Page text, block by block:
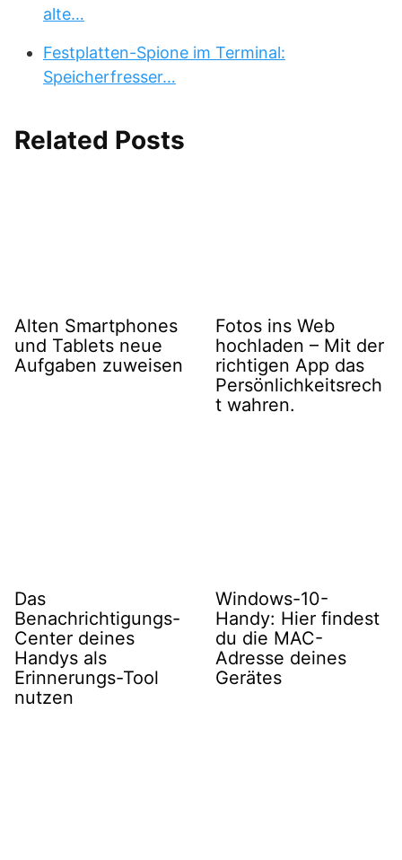
alte…
Festplatten-Spione im Terminal:
Speicherfresser…
Related Posts
Alten Smartphones
und Tablets neue
Aufgaben zuweisen
Fotos ins Web
hochladen – Mit der
richtigen App das
Persönlichkeitsrech
t wahren.
Das
Benachrichtigungs-
Center deines
Handys als
Erinnerungs-Tool
nutzen
Windows-10-
Handy: Hier findest
du die MAC-
Adresse deines
Gerätes